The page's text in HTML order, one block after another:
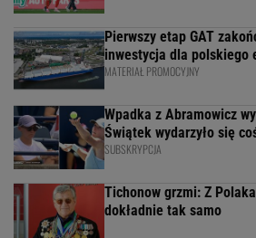
Pierwszy etap GAT
inwestycja dla polskiego
MATERIAŁ PROMOCYJNY
Wpadka z Abramowicz
Świątek wydarzyło się
SUBSKRYPCJA
Tichonow grzmi: Z
dokładnie tak samo